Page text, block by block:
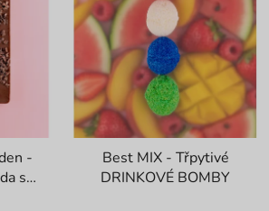
-
s
Best MIX - Třpytivé
DRINKOVÉ BOMBY